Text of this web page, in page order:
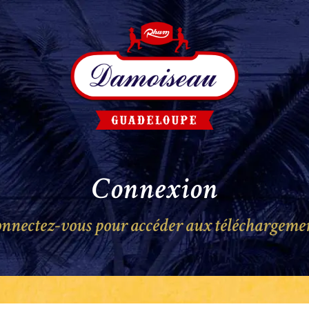
Connexion
vous pour accéder aux